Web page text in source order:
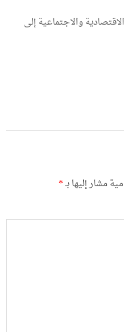
والاجتماعية إلى
مشار إليها بـ*